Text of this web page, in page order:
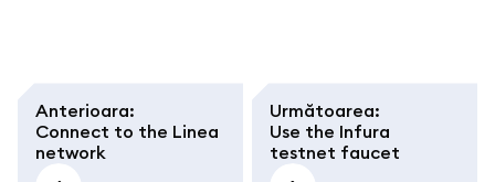
Anterioara:
Connect to the Linea
network
Următoarea:
Use the Infura
testnet faucet